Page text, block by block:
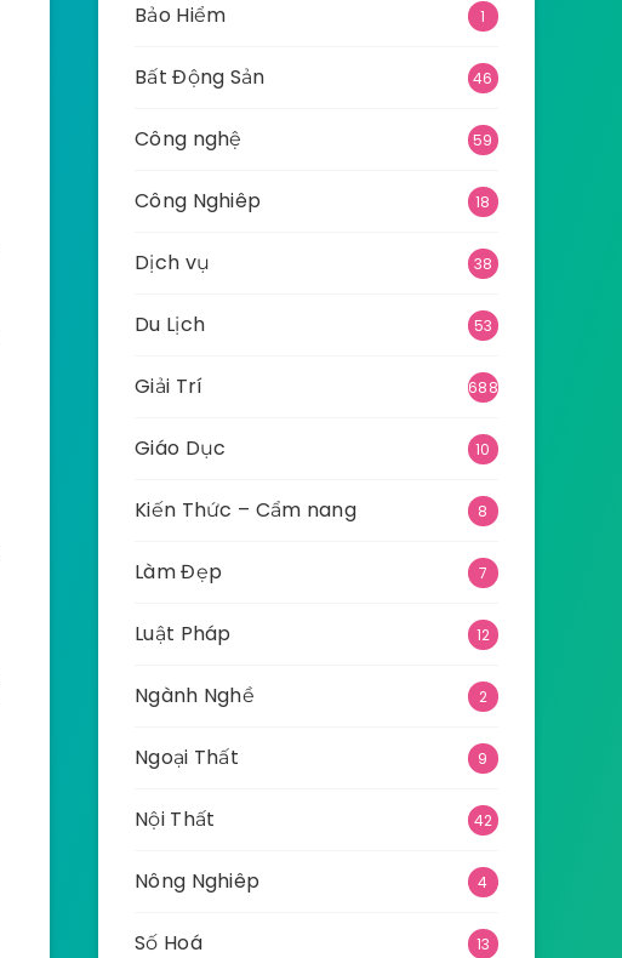
Bảo Hiểm 1
Bất Động Sản 46
Công nghệ 59
Công Nghiêp 18
Dịch vụ 38
Du Lịch 53
Giải Trí 688
Giáo Dục 10
Kiến Thức – Cẩm nang 8
Làm Đẹp 7
Luật Pháp 12
Ngành Nghề 2
Ngoại Thất 9
Nội Thất 42
Nông Nghiêp 4
Số Hoá 13